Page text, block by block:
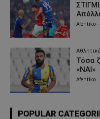
Afentiko
Τόσα
«ΝΑΙ»
Afentiko
POPULAR